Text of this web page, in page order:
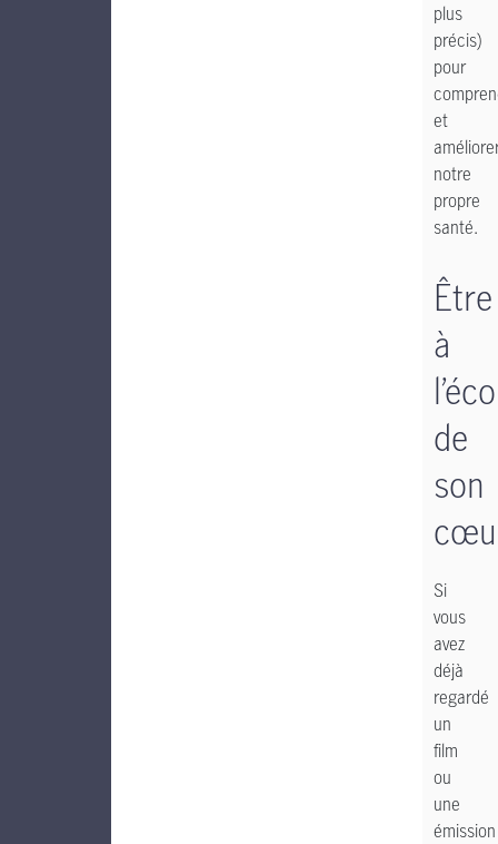
plus
précis)
pour
et
notre
propre
santé.
Être
à
de
son
Si
vous
avez
déjà
regardé
un
film
ou
une
émission